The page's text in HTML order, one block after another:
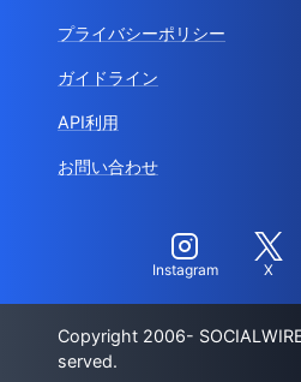
プライバシーポリシー
ガイドライン
API利用
お問い合わせ
Instagram X
Copyright 2006-
served.